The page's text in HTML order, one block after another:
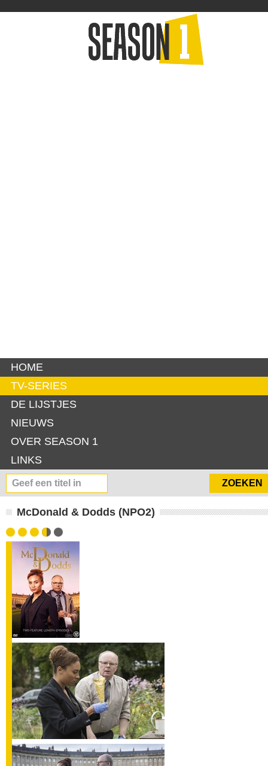
HOME
TV-SERIES
DE LIJSTJES
NIEUWS
OVER SEASON 1
LINKS
McDonald & Dodds (NPO2)